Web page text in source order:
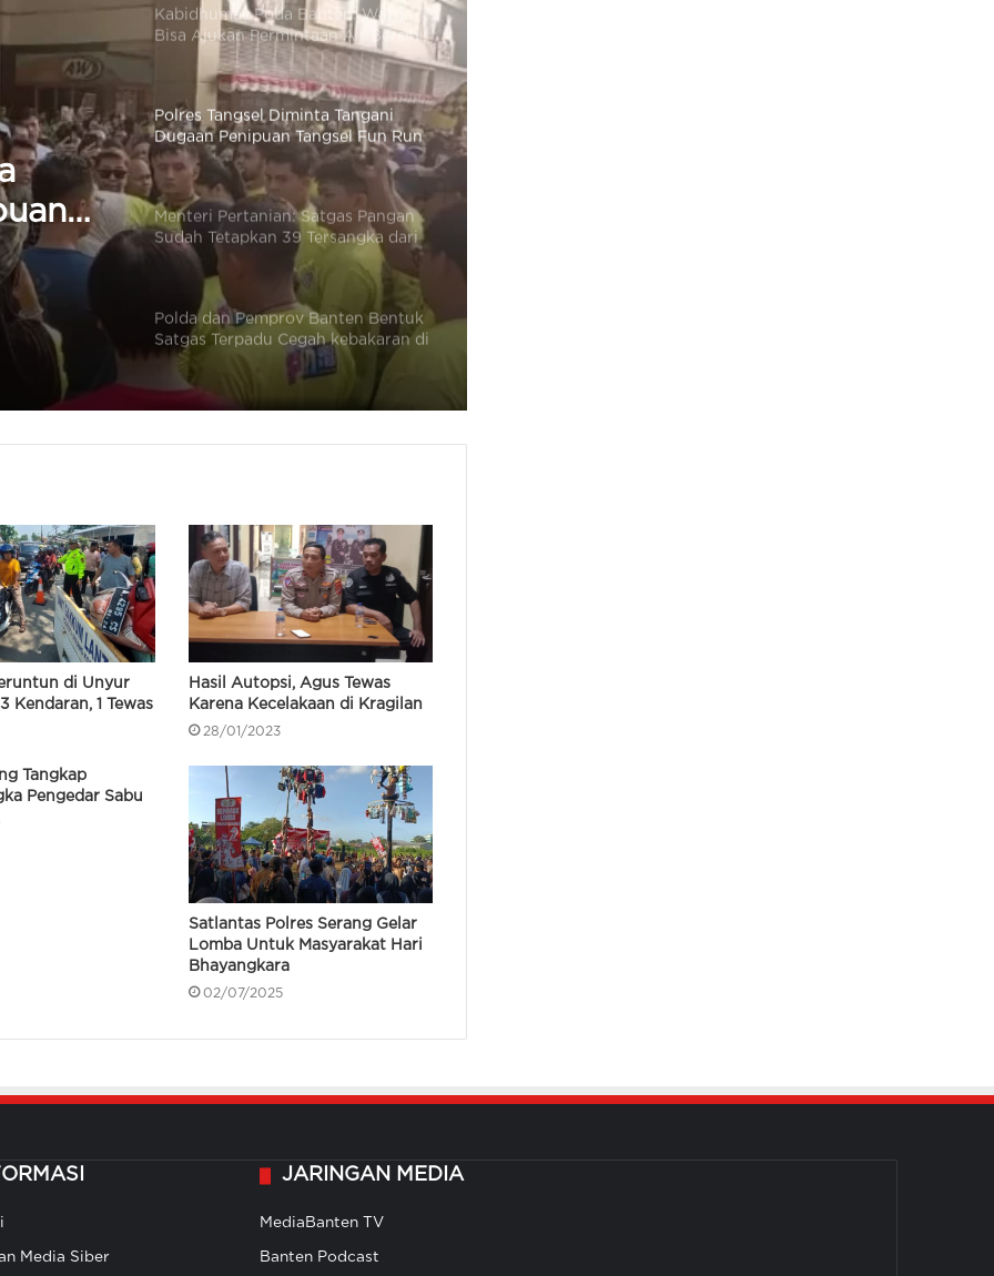
Tak
39
Polres Tangsel Diminta Tangani
Dugaan Penipuan Tangsel Fun Run
& Walk, Tak Perlu Tunggu Aduan
Menteri Pertanian: Satgas Pangan
Sudah Tetapkan 39 Tersangka dari
38 Kasus Perberasan
Polda dan Pemprov Banten Bentuk
Satgas Terpadu Cegah kebakaran di
TPA Sampah
Polsek Ciruas Beri Bantuan Ke
Margani yang Rumahnya Hangus
Positif Narkoba Saat Terbangkan
Pesawat
Bareskrim Polri Tangkap Pilot WNA
Malaysia Diduga Jadi Kurir Ekstasi
25 Kg
Ditahan, Kakek 69 Tahun Cabuli
Tirtayasa
Polsek Carenang Lakukan
Penyaluran Air Bersih Warga
Terdampak Musim Kemarau
Kabidhumas Poda Banten: Warga
Bisa Ajukan Permintaan Air Bersih
Via Call Center Polri 110
38 Kasus Perberasan
Polda dan Pemprov Banten Bentuk
Satgas Terpadu Cegah kebakaran di
di Unyur
Kendaran, 1 Tewas
Hasil Autopsi, Agus Tewas
Karena Kecelakaan di Kragilan
28/01/2023
Tangkap
Pengedar Sabu
Satlantas Polres Serang Gelar
Lomba Untuk Masyarakat Hari
Bhayangkara
02/07/2025
Media Siber
JARINGAN MEDIA
MediaBanten TV
Banten Podcast